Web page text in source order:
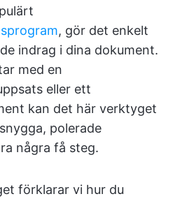
, gör det enkelt
indrag i dina dokument.
med en
eller ett
kan det här verktyget
polerade
några få steg.
förklarar vi hur du